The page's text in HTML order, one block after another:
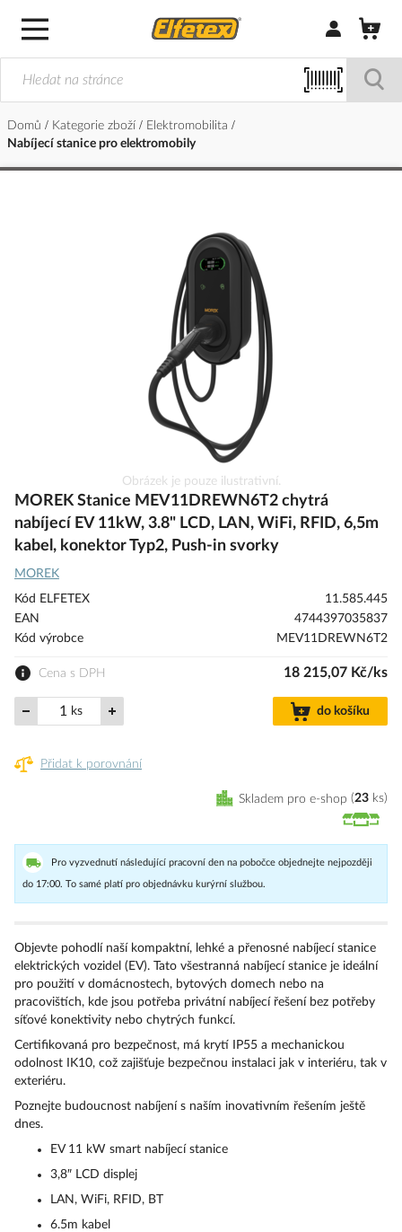
Přihlásit/
Domů Kategorie zboží
Elektromobilita
Nabíjecí stanice pro elektromobily
na
začátek
galerie
s
obrázky
Obrázek je pouze ilustrativní.
MOREK Stanice MEV11DREWN6T2 chytrá
nabíjecí EV 11kW, 3.8" LCD, LAN, WiFi, RFID, 6,5m
kabel, konektor Typ2, Push-in svorky
MOREK
Kód ELFETEX
11.585.445
EAN
4744397035837
Kód výrobce
MEV11DREWN6T2
Cena s DPH 18 215,07 Kč/ks
ks do košíku
Přidat k porovnání
Skladem pro e-shop 23 ks
Pro vyzvednutí následující pracovní den na pobočce objednejte nejpozději
do 17:00. To samé platí pro objednávku kurýrní službou.
Objevte pohodlí naší kompaktní, lehké a přenosné nabíjecí stanice
elektrických vozidel (EV). Tato všestranná nabíjecí stanice je ideální
pro použití v domácnostech, bytových domech nebo na
pracovištích, kde jsou potřeba privátní nabíjecí řešení bez potřeby
síťové konektivity nebo chytrých funkcí.
Certifikovaná pro bezpečnost, má krytí IP55 a mechanickou
odolnost IK10, což zajišťuje bezpečnou instalaci jak v interiéru, tak v
exteriéru.
Poznejte budoucnost nabíjení s naším inovativním řešením ještě
dnes.
EV 11 kW smart nabíjecí stanice
3,8″ LCD displej
LAN, WiFi, RFID, BT
6.5m kabel